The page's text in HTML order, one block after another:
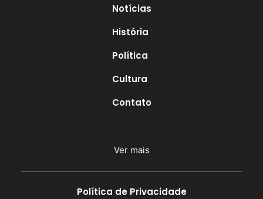
Notícias
História
Política
Cultura
Contato
Ver mais
Política de Privacidade